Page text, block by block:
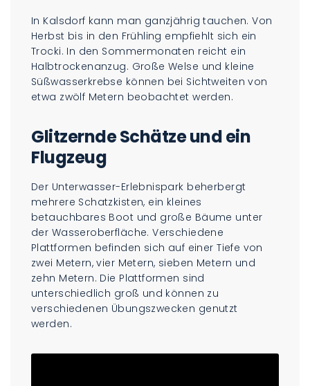
In Kalsdorf kann man ganzjährig tauchen. Von
Herbst bis in den Frühling empfiehlt sich ein
Trocki. In den Sommermonaten reicht ein
Halbtrockenanzug. Große Welse und kleine
Süßwasserkrebse können bei Sichtweiten von
etwa zwölf Metern beobachtet werden.
Glitzernde Schätze und ein
Flugzeug
Der Unterwasser-Erlebnispark beherbergt
mehrere Schatzkisten, ein kleines
betauchbares Boot und große Bäume unter
der Wasseroberfläche. Verschiedene
Plattformen befinden sich auf einer Tiefe von
zwei Metern, vier Metern, sieben Metern und
zehn Metern. Die Plattformen sind
unterschiedlich groß und können zu
verschiedenen Übungszwecken genutzt
werden.